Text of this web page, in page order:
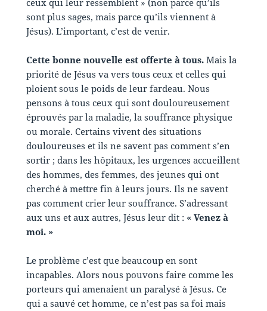
sont plus sages, mais parce qu’ils viennent à
Jésus). L’important, c’est de venir.
Cette bonne nouvelle est offerte à tous. Mais la
priorité de Jésus va vers tous ceux et celles qui
ploient sous le poids de leur fardeau. Nous
pensons à tous ceux qui sont douloureusement
éprouvés par la maladie, la souffrance physique
ou morale. Certains vivent des situations
douloureuses et ils ne savent pas comment s’en
sortir ; dans les hôpitaux, les urgences accueillent
des hommes, des femmes, des jeunes qui ont
cherché à mettre fin à leurs jours. Ils ne savent
pas comment crier leur souffrance. S’adressant
aux uns et aux autres, Jésus leur dit : « Venez à
moi. »
Le problème c’est que beaucoup en sont
incapables. Alors nous pouvons faire comme les
porteurs qui amenaient un paralysé à Jésus. Ce
qui a sauvé cet homme, ce n’est pas sa foi mais